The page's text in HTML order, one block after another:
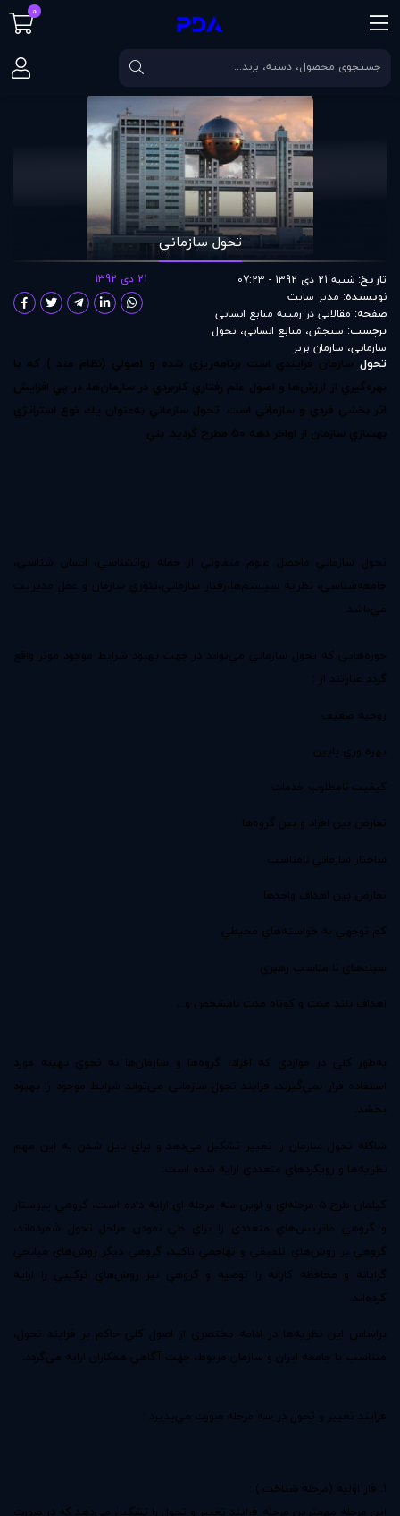
صفحه اصلی مقالات تحول سازماني
تحول سازماني
تاریخ: شنبه 21 دی 1392 - 07:23
نویسنده: مدير سايت
صفحه: مقالاتی در زمينه منابع انسانی
برچسب: سنجش، منابع انسانی، تحول
سازمانی، سازمان برتر
21 دی 1392
تحول سازمان فرايندي‌ است برنامه‌ريزي شده و اصولي (نظام مند ) كه با
بهره‌گيري از ارزش‌ها و اصول علم رفتاري كاربردي در سازمان‌ها‌، در پي افزايش
اثر بخشي فردي و سازماني‌ است. تحول سازماني به‌عنوان يك نوع استراتژي
بهسازي سازمان از اواخر دهه 50 مطرح گرديد. بني
تحول سازماني ماحصل علوم متفاوتي از جمله روانشناسي، انسان شناسي،
جامعه‌شناسي، نظريه سيستم‌ها،رفتار سازماني،تئوري سازمان و عمل مديريت
مي‌باشد.
حوزه‌هايي كه تحول سازماني مي‌تواند در جهت بهبود شرايط موجود موثر واقع
گردد عبارتند از :
روحيه ضعيف
بهره وري پايين
كيفيت نامطلوب خدمات
تعارض بين افراد و بين گروه‌ها
ساختار سازماني نامناسب
تعارض بين اهداف واحدها
كم توجهي به خواسته‌هاي محيطي
سبك‌هاي نا مناسب رهبري
اهداف بلند مدت و كوتاه مدت نامشخص و...
به‌طور كلي در مواردي كه افراد‌، گروه‌ها و سازمان‌ها به نحوي بهينه مورد
استفاده قرار نمي‌گيرند‌، فرايند تحول سازماني مي‌تواند شرايط موجود را بهبود
بخشد.
شاكله تحول سازمان را تغيير تشكيل مي‌دهد و براي نايل شدن به اين مهم
نظريه‌ها و رويكرد‌هاي متعددي ارايه شده است‌.
كيلمان طرح 5 مرحله‌اي و لوين سه مرحله اي ارايه داده است‌، گروهي پيوستار
و گروهي ماتريس‌هاي متعددي را براي طي نمودن مراحل تحول شمرده‌اند‌،
گروهي بر روش‌هاي تلفيقي و تهاجمي ‌تاكيد‌، گروهي ديگر روش‌هاي ميانجي
گرايانه و محافظه كارانه را توصيه و گروهي نيز روش‌هاي تركيبي را ارايه
كرده‌اند.
براساس اين نظريه‌ها در ادامه مختصري از اصول كلي حاكم بر فرايند تحول‌،
متناسب با جامعه ايران و سازمان مربوط، جهت آگاهي همكاران ارايه مي‌گردد.
فرايند تغيير و تحول در سه مرحله صورت مي‌پذيرد :
1. فاز اوليه (مرحله شناخت ) :
اين مرحله مهمترين مرحله فرايند تغيير و تحول را تشكيل مي‌دهد كه در صورت
0